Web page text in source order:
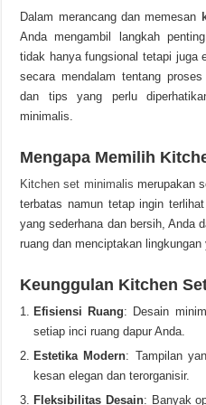
Dalam merancang dan memesan
Anda mengambil langkah
tidak hanya fungsional tetapi juga
secara mendalam tentang
dan tips yang perlu
minimalis.
Mengapa Memilih
Kitchen set minimalis merupakan
terbatas namun tetap ingin
yang sederhana dan bersih, Anda
ruang dan menciptakan
Keunggulan Kitchen
Efisiensi Ruang: Desain
setiap inci ruang dapur Anda.
Estetika Modern: Tampilan
kesan elegan dan terorganisir.
Fleksibilitas Desain: Banyak